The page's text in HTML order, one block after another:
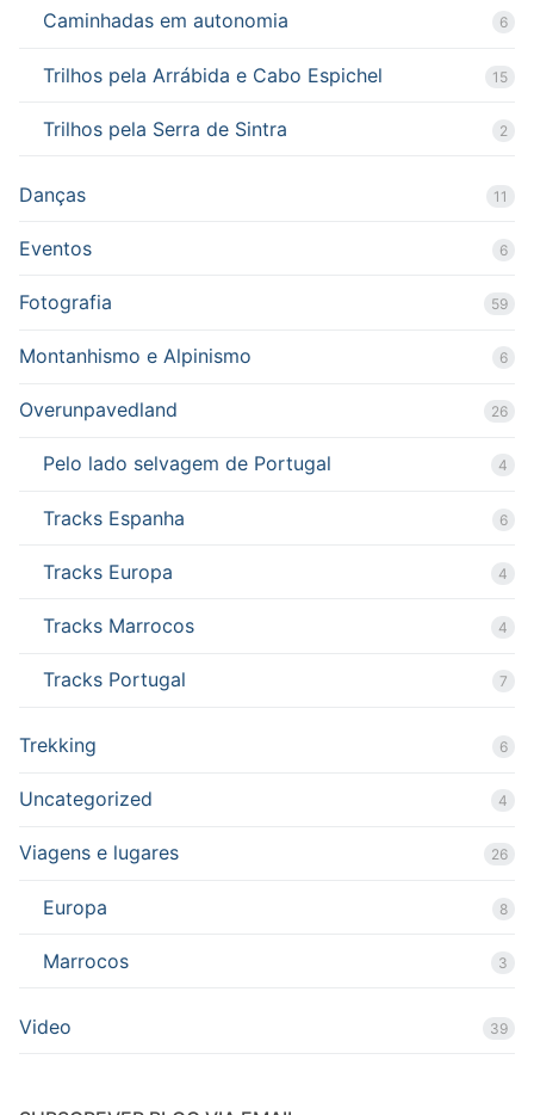
Caminhadas em autonomia 6
Trilhos pela Arrábida e Cabo Espichel 15
Trilhos pela Serra de Sintra 2
Danças 11
Eventos 6
Fotografia 59
Montanhismo e Alpinismo 6
Overunpavedland 26
Pelo lado selvagem de Portugal 4
Tracks Espanha 6
Tracks Europa 4
Tracks Marrocos 4
Tracks Portugal 7
Trekking 6
Uncategorized 4
Viagens e lugares 26
Europa 8
Marrocos 3
Video 39